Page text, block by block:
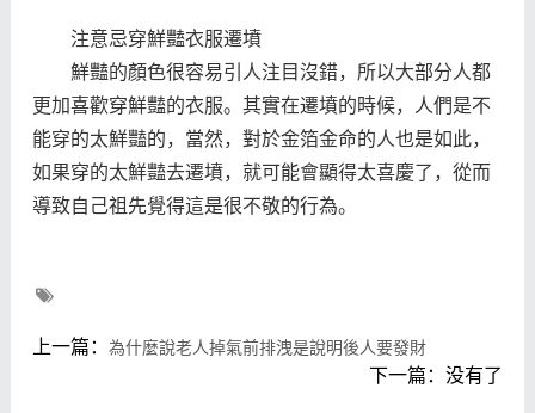
注意忌穿鮮豔衣服遷墳
鮮豔的顏色很容易引人注目沒錯，所以大部分人都
更加喜歡穿鮮豔的衣服。其實在遷墳的時候，人們是不
能穿的太鮮豔的，當然，對於金箔金命的人也是如此，
如果穿的太鮮豔去遷墳，就可能會顯得太喜慶了，從而
導致自己祖先覺得這是很不敬的行為。
上一篇： 為什麼說老人掉氣前排洩是說明後人要發財
下一篇：没有了